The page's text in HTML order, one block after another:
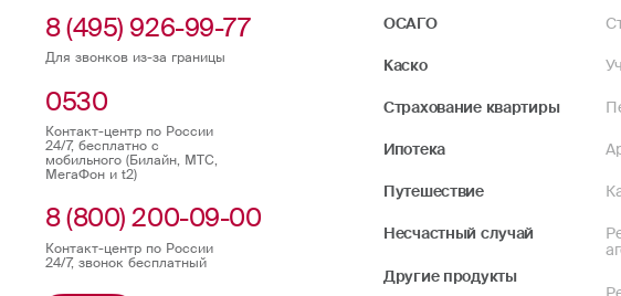
8 (495) 926-99-77
Для звонков из-за границы
0530
Контакт-центр по России
24/7, бесплатно с
мобильного (Билайн, МТС,
МегаФон и t2)
8 (800) 200-09-00
Контакт-центр по России
24/7, звонок бесплатный
ОСАГО
Каско
Страхование квартиры
Ипотека
Путешествие
Несчастный случай
Другие продукты